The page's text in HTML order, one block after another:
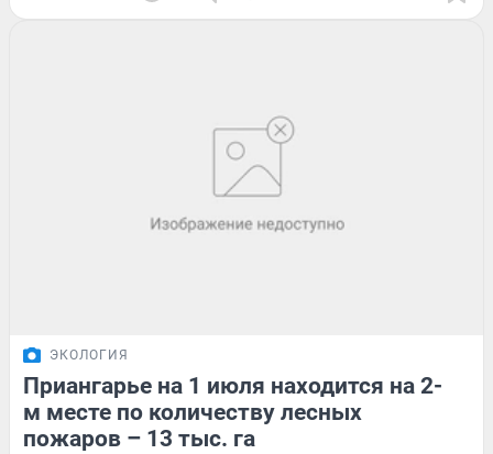
ЭКОЛОГИЯ
Приангарье на 1 июля находится на 2-
м месте по количеству лесных
пожаров – 13 тыс. га